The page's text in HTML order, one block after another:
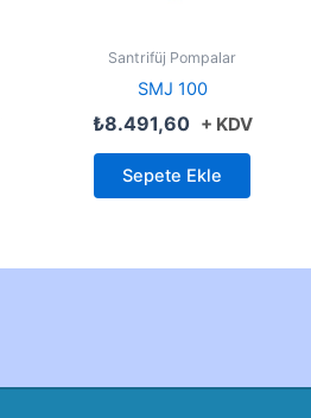
Santrifüj Pompalar
SMJ 100
₺8.491,60 + KDV
Sepete Ekle